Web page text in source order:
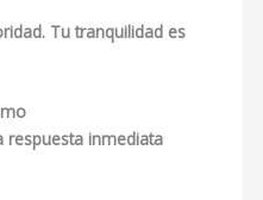
Tu tranquilidad es
respuesta inmediata